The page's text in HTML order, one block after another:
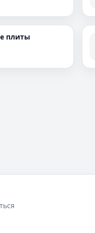
плиты